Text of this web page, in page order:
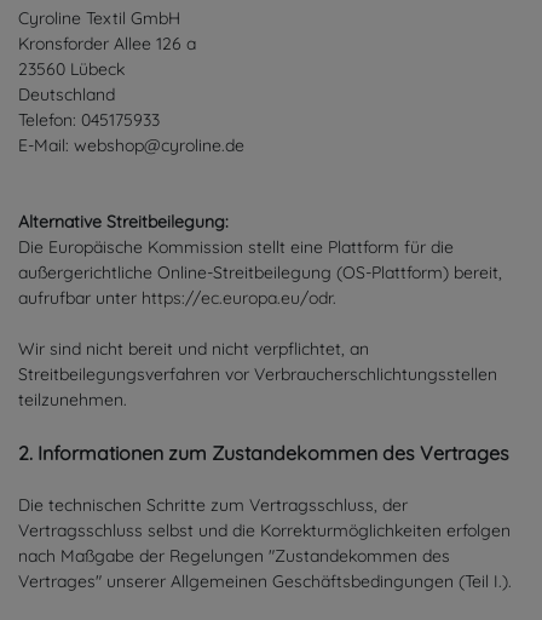
Cyroline Textil GmbH
Kronsforder Allee 126 a
23560 Lübeck
Deutschland
Telefon: 045175933
E-Mail: webshop@cyroline.de
Alternative Streitbeilegung:
Die Europäische Kommission stellt eine Plattform für die
außergerichtliche Online-Streitbeilegung (OS-Plattform) bereit,
aufrufbar unter https://ec.europa.eu/odr.
Wir sind nicht bereit und nicht verpflichtet, an
Streitbeilegungsverfahren vor Verbraucherschlichtungsstellen
teilzunehmen.
2. Informationen zum Zustandekommen des Vertrages
Die technischen Schritte zum Vertragsschluss, der
Vertragsschluss selbst und die Korrekturmöglichkeiten erfolgen
nach Maßgabe der Regelungen "Zustandekommen des
Vertrages" unserer Allgemeinen Geschäftsbedingungen (Teil I.).